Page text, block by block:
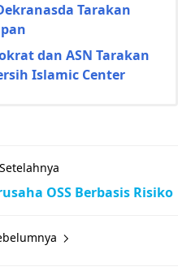
Tarakan
dan ASN Tarakan
Islamic Center
OSS Berbasis Risiko